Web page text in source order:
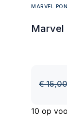
MARVEL
Marvel
€15,00
10 op